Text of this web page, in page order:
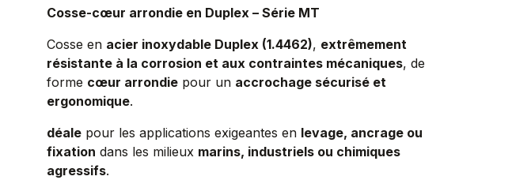
Cosse-cœur arrondie en Duplex – Série MT
Cosse en acier inoxydable Duplex (1.4462), extrêmement
résistante à la corrosion et aux contraintes mécaniques, de
forme cœur arrondie pour un accrochage sécurisé et
ergonomique.
déale pour les applications exigeantes en levage, ancrage ou
fixation dans les milieux marins, industriels ou chimiques
agressifs.